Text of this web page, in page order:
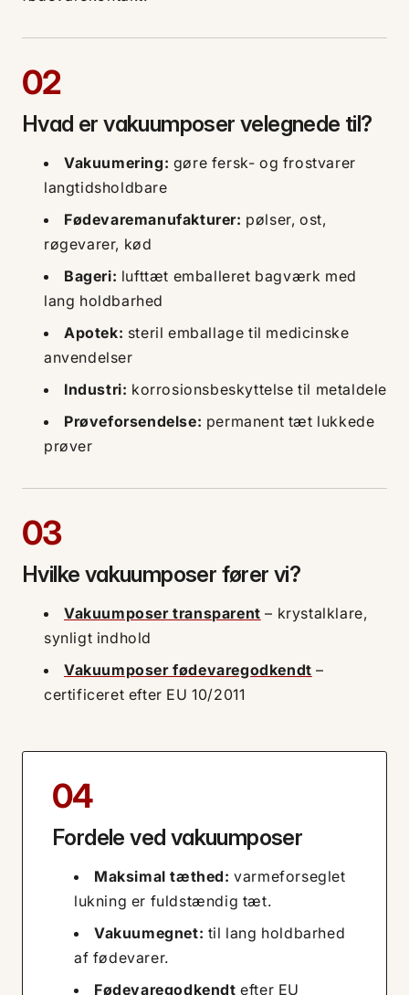
02
Hvad er vakuumposer velegnede til?
Vakuumering: gøre fersk- og frostvarer
langtidsholdbare
Fødevaremanufakturer: pølser, ost,
røgevarer, kød
Bageri: lufttæt emballeret bagværk med
lang holdbarhed
Apotek: steril emballage til medicinske
anvendelser
Industri: korrosionsbeskyttelse til metaldele
Prøveforsendelse: permanent tæt lukkede
prøver
03
Hvilke vakuumposer fører vi?
Vakuumposer transparent – krystalklare,
synligt indhold
Vakuumposer fødevaregodkendt –
certificeret efter EU 10/2011
04
Fordele ved vakuumposer
Maksimal tæthed: varmeforseglet
lukning er fuldstændig tæt.
Vakuumegnet: til lang holdbarhed
af fødevarer.
Fødevaregodkendt efter EU